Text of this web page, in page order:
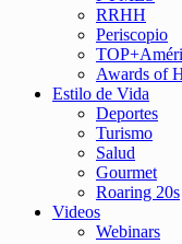
RRHH
Periscopio
Awards of
Estilo de Vida
Deportes
Turismo
Salud
Gourmet
Roaring 20s
Videos
Webinars